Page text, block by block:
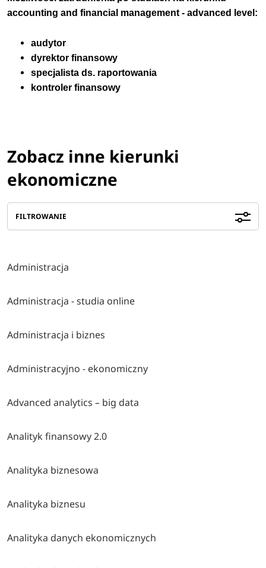
accounting and financial management - advanced level:
audytor
dyrektor finansowy
specjalista ds. raportowania
kontroler finansowy
Zobacz inne kierunki
ekonomiczne
FILTROWANIE
Administracja
Administracja - studia online
Administracja i biznes
Administracyjno - ekonomiczny
Advanced analytics – big data
Analityk finansowy 2.0
Analityka biznesowa
Analityka biznesu
Analityka danych ekonomicznych